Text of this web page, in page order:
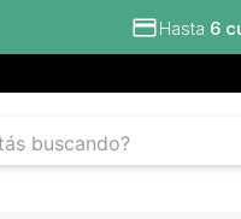
6 cuotas sin interéscon